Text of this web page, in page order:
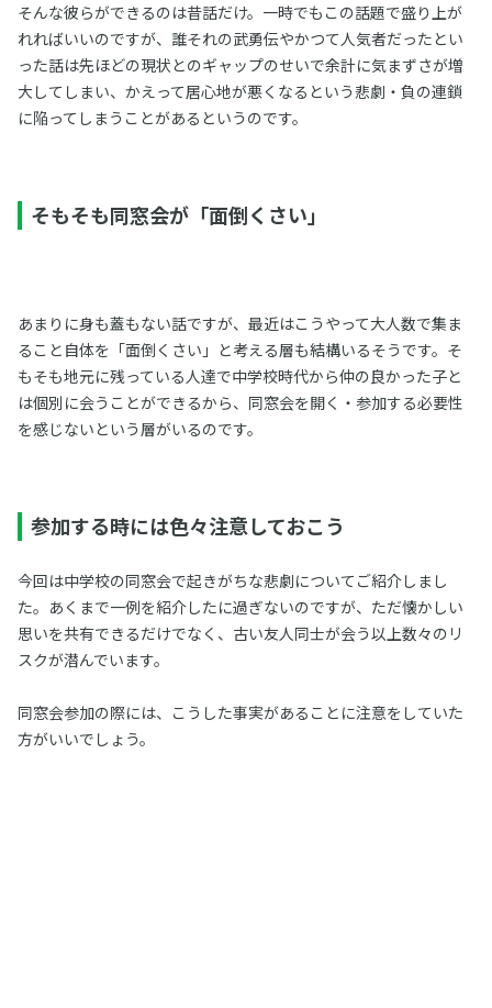
そんな彼らができるのは昔話だけ。一時でもこの話題で盛り上が
れればいいのですが、誰それの武勇伝やかつて人気者だったとい
った話は先ほどの現状とのギャップのせいで余計に気まずさが増
大してしまい、かえって居心地が悪くなるという悲劇・負の連鎖
に陥ってしまうことがあるというのです。
そもそも同窓会が「面倒くさい」
あまりに身も蓋もない話ですが、最近はこうやって大人数で集ま
ること自体を「面倒くさい」と考える層も結構いるそうです。そ
もそも地元に残っている人達で中学校時代から仲の良かった子と
は個別に会うことができるから、同窓会を開く・参加する必要性
を感じないという層がいるのです。
参加する時には色々注意しておこう
今回は中学校の同窓会で起きがちな悲劇についてご紹介しまし
た。あくまで一例を紹介したに過ぎないのですが、ただ懐かしい
思いを共有できるだけでなく、古い友人同士が会う以上数々のリ
スクが潜んでいます。
同窓会参加の際には、こうした事実があることに注意をしていた
方がいいでしょう。